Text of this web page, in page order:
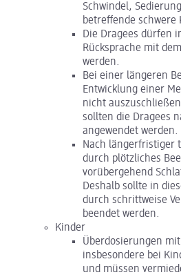
Schwindel,
betreffende schwere
Die Dragees dürfen
Rücksprache mit
werden.
Bei einer längeren
Entwicklung einer
nicht
sollten die Dragees
angewendet werden.
Nach längerfristiger
durch plötzliches
vorübergehend
Deshalb sollte in
durch schrittweise
beendet werden.
Kinder
Überdosierungen
insbesondere bei
und müssen